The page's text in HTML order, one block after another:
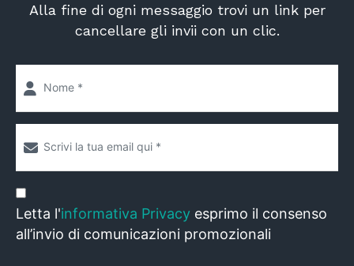
Alla fine di ogni messaggio trovi un link per
cancellare gli invii con un clic.
Letta l'informativa Privacy esprimo il consenso
all’invio di comunicazioni promozionali